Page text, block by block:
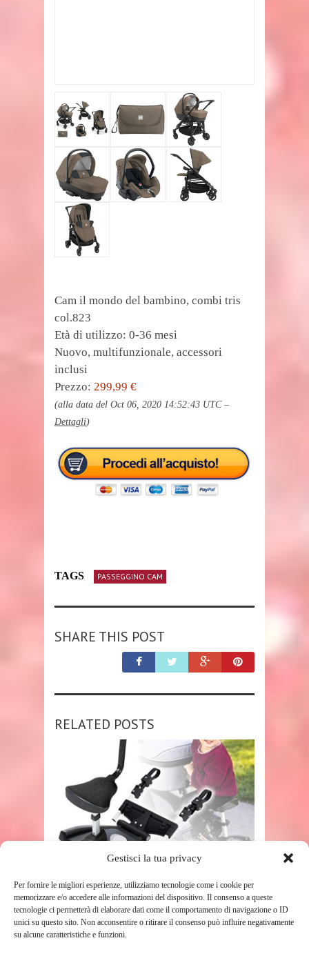
Gestisci la tua privacy
Per fornire le migliori esperienze, utilizziamo tecnologie come i cookie per
memorizzare e/o accedere alle informazioni del dispositivo. Il consenso a queste
tecnologie ci permetterà di elaborare dati come il comportamento di navigazione o ID
unici su questo sito. Non acconsentire o ritirare il consenso può influire negativamente
su alcune caratteristiche e funzioni.
Cam il mondo del bambino, combi tris
col.823
Età di utilizzo: 0-36 mesi
Nuovo, multifunzionale, accessori
inclusi
Prezzo: 299,99 €
(alla data del Oct 06, 2020 14:52:43 UTC –
Dettagli)
TAGS PASSEGGINO CAM
SHARE THIS POST
RELATED POSTS
PEDANA UNIVERSALE PER
PASSEGGINO, CARROZZINA E
PASSEGGINO, CON